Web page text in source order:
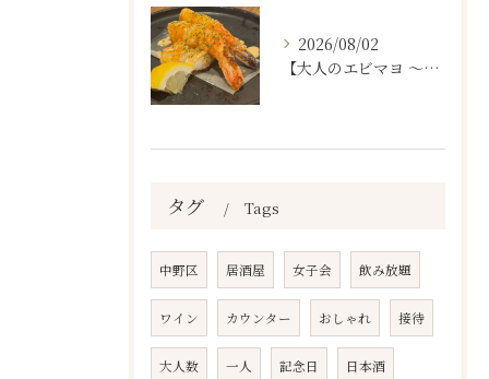
2026/08/02
【大人のエビマヨ ～燻製ハバネロマヨ～🦐🔥】
タグ Tags
中野区 居酒屋 女子会 飲み放題
ワイン カウンター おしゃれ 接待
大人数 一人 記念日 日本酒